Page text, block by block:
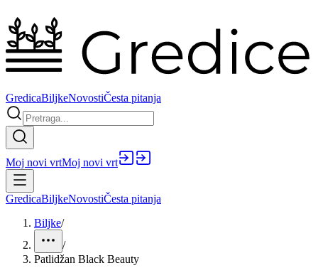
GredicaBiljkeNovostiČesta pitanja
Moj novi vrtMoj novi vrt
GredicaBiljkeNovostiČesta pitanja
Biljke/
/
Patlidžan Black Beauty